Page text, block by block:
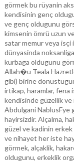
görmek bu rüyanin
kendisinin genç
ve genç oldugunu
kimsenin ömrü uzun
satar memur veya
dünyasinda
kurbaga oldugunu
Allah�u Teala
gibi) birine
irtikap, haramlar, fena
kendisinde güzellik
Abdulgani NablusFye
hayirsizdir. Alçalma,
güzel ve kadinin
ve nihayet her iste
görmek, alçaklik,
oldugunu, erkeklik